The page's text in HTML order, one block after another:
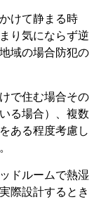
けて静まる時
り気にならず逆
域の場合防犯の
で住む場合その
る場合）、複数
ある程度考慮し
ドルームで熱湿
際設計するとき